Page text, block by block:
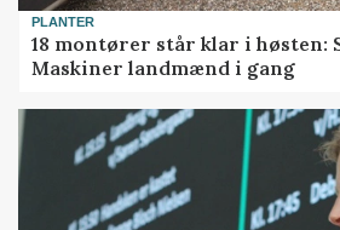
PLANTER
18 montører står klar i høsten:
Maskiner landmænd i gang